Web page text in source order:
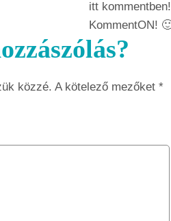
itt kommentben!
KommentON!
közzé. A kötelező mezőket *